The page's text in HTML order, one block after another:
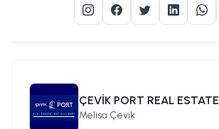
ÇEVİK PORT REAL ESTATE
Melisa Çevik